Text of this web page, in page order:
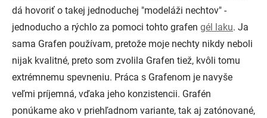
dá hovoriť o takej jednoduchej "modeláži nechtov" -
jednoducho a rýchlo za pomoci tohto grafen gél laku. Ja
sama Grafen používam, pretože moje nechty nikdy neboli
nijak kvalitné, preto som zvolila Grafen tiež, kvôli tomu
extrémnemu spevneniu. Práca s Grafenom je navyše
veľmi príjemná, vďaka jeho konzistencii. Grafén
ponúkame ako v priehľadnom variante, tak aj zatónované,